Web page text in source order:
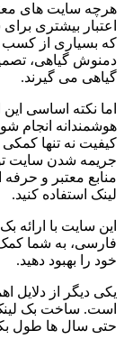
هرچه سایت های
اعتبار بیشتری
که بسیاری از کسب
دمنوش گیاهی،
گیاهی می گیرند.
اما نکته اساسی
هوشمندانه انجام
کیفیت نه تنها
جریمه شدن سایت
لینک استفاده کنید.
این سایت با ارائه
فارسی، به شما
خود را بهبود دهید.
یکی دیگر از دلایل
است. ساخت بک
حتی سال ها طول